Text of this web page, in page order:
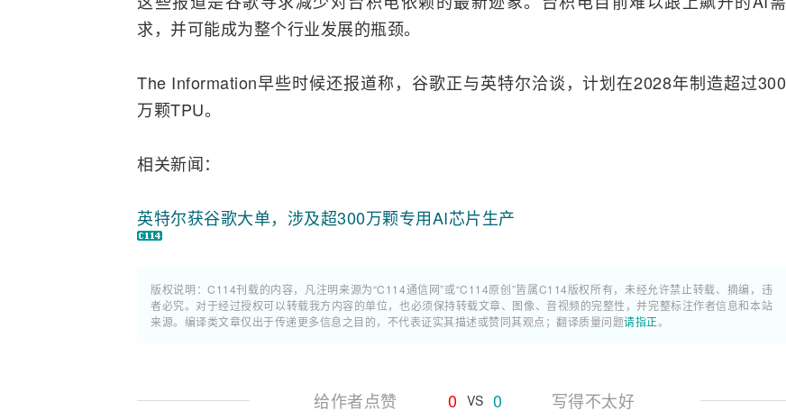
求，并可能成为整个行业发展的瓶颈。
The Information早些时候还报道称，谷歌正与英特尔洽谈，计划在2028年制造超过300
万颗TPU。
相关新闻：
英特尔获谷歌大单，涉及超300万颗专用AI芯片生产
版权说明：C114刊载的内容，凡注明来源为“C114通信网”或“C114原创”皆属C114版权所有，未经允许禁止转载、摘编，违
者必究。对于经过授权可以转载我方内容的单位，也必须保持转载文章、图像、音视频的完整性，并完整标注作者信息和本站
来源。编译类文章仅出于传递更多信息之目的，不代表证实其描述或赞同其观点；翻译质量问题请指正。
给作者点赞 0 VS 0 写得不太好